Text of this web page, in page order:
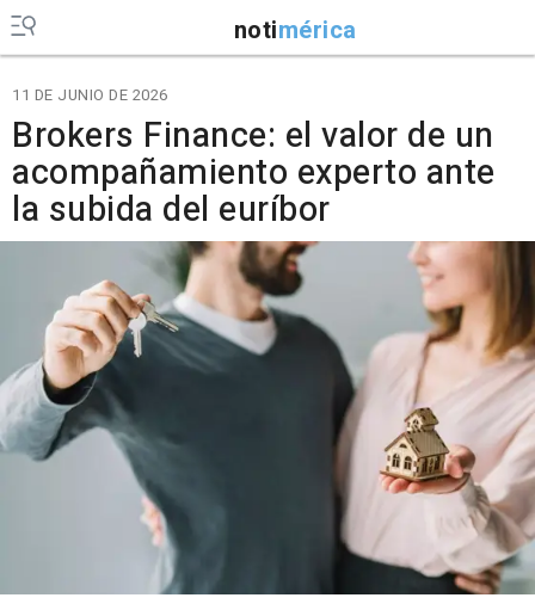
notimérica
11 DE JUNIO DE 2026
Brokers Finance: el valor de un
acompañamiento experto ante
la subida del euríbor